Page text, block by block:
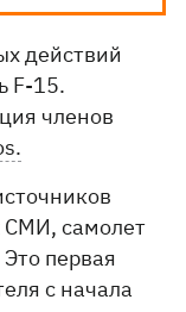
действий
F-15.
членов
СМИ, самолет
первая
с начала